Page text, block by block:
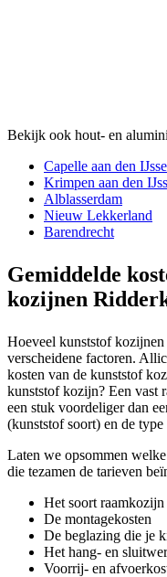
Bekijk ook hout- en
Capelle aan den
Krimpen aan den
Alblasserdam
Nieuw Lekkerland
Barendrecht
Gemiddelde
kozijnen
Hoeveel kunststof
verscheidene factoren.
kosten van de kunststof
kunststof kozijn? Een vast
een stuk voordeliger dan
(kunststof soort) en de
Laten we opsommen
die tezamen de tarieven
Het soort raamkozijn
De montagekosten
De beglazing die je
Het hang- en
Voorrij- en